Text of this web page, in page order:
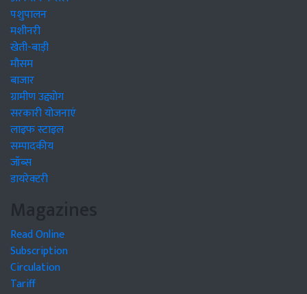
पशुपालन
मशीनरी
खेती-बाड़ी
मौसम
बाजार
ग्रामीण उद्द्योग
सरकारी योजनाएं
लाइफ स्टाइल
सम्पादकीय
जॉब्स
डायरेक्टरी
Magazines
Read Online
Subscription
Circulation
Tariff